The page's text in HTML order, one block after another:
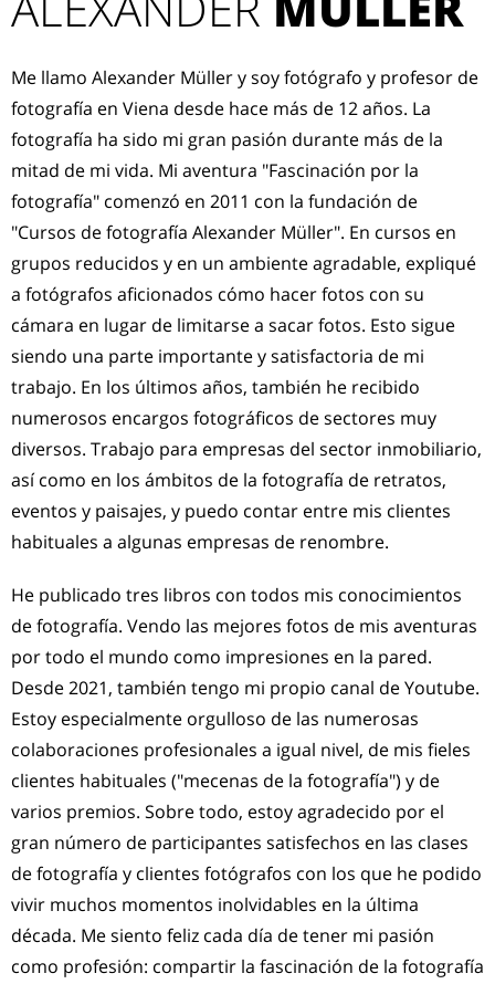
Me llamo Alexander Müller y soy fotógrafo y profesor de
fotografía en Viena desde hace más de 12 años. La
fotografía ha sido mi gran pasión durante más de la
mitad de mi vida. Mi aventura "Fascinación por la
fotografía" comenzó en 2011 con la fundación de
"Cursos de fotografía Alexander Müller". En cursos en
grupos reducidos y en un ambiente agradable, expliqué
a fotógrafos aficionados cómo hacer fotos con su
cámara en lugar de limitarse a sacar fotos. Esto sigue
siendo una parte importante y satisfactoria de mi
trabajo. En los últimos años, también he recibido
numerosos encargos fotográficos de sectores muy
diversos. Trabajo para empresas del sector inmobiliario,
así como en los ámbitos de la fotografía de retratos,
eventos y paisajes, y puedo contar entre mis clientes
habituales a algunas empresas de renombre.
He publicado tres libros con todos mis conocimientos
de fotografía. Vendo las mejores fotos de mis aventuras
por todo el mundo como impresiones en la pared.
Desde 2021, también tengo mi propio canal de Youtube.
Estoy especialmente orgulloso de las numerosas
colaboraciones profesionales a igual nivel, de mis fieles
clientes habituales ("mecenas de la fotografía") y de
varios premios. Sobre todo, estoy agradecido por el
gran número de participantes satisfechos en las clases
de fotografía y clientes fotógrafos con los que he podido
vivir muchos momentos inolvidables en la última
década. Me siento feliz cada día de tener mi pasión
como profesión: compartir la fascinación de la fotografía